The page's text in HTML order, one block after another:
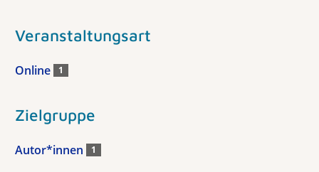
Veranstaltungsart
Online 1
Zielgruppe
Autor*innen 1